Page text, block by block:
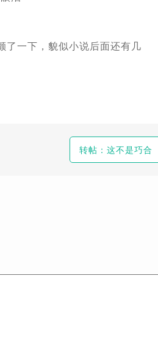
了一下，貌似小说后面还有几
转帖：这不是巧合